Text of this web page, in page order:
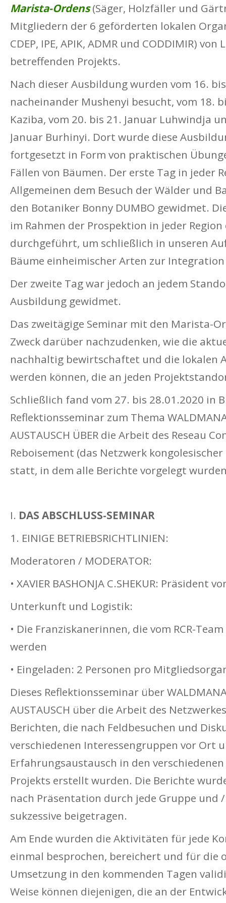
Marista-Ordens (Säger, Holzfäller und
Mitgliedern der 6 geförderten lokalen
CDEP, IPE, APIK, ADMR und CODDIMIR) von
betreffenden Projekts.
Nach dieser Ausbildung wurden vom 16.
nacheinander Mushenyi besucht, vom 18.
Kaziba, vom 20. bis 21. Januar Luhwindja
Januar Burhinyi. Dort wurde diese
fortgesetzt in Form von praktischen
Fällen von Bäumen. Der erste Tag in jeder
Allgemeinen dem Besuch der Wälder und
den Botaniker Bonny DUMBO gewidmet.
im Rahmen der Prospektion in jeder
durchgeführt, um schließlich in unseren
Bäume einheimischer Arten zur
Der zweite Tag war jedoch an jedem
Ausbildung gewidmet.
Das zweitägige Seminar mit den Marista-
Zweck darüber nachzudenken, wie die
nachhaltig bewirtschaftet und die lokalen
werden können, die an jeden
Schließlich fand vom 27. bis 28.01.2020 in
Reflektionsseminar zum Thema
AUSTAUSCH ÜBER die Arbeit des Reseau
Reboisement (das Netzwerk
statt, in dem alle Berichte vorgelegt
I. DAS ABSCHLUSS-SEMINAR
1. EINIGE BETRIEBSRICHTLINIEN:
Moderatoren / MODERATOR:
• XAVIER BASHONJA C.SHEKUR: Präsident
Unterkunft und Logistik:
• Die Franziskanerinnen, die vom RCR-
werden
• Eingeladen: 2 Personen pro
Dieses Reflektionsseminar über
AUSTAUSCH über die Arbeit des
Berichten, die nach Feldbesuchen und
verschiedenen Interessengruppen vor Ort
Erfahrungsaustausch in den verschiedenen
Projekts erstellt wurden. Die Berichte
nach Präsentation durch jede Gruppe und
sukzessive beigetragen.
Am Ende wurden die Aktivitäten für jede
einmal besprochen, bereichert und für die
Umsetzung in den kommenden Tagen
Weise können diejenigen, die an der